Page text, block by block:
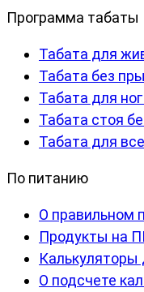
Программа табаты
Табата для
Табата без
Табата для
Табата стоя
Табата для
По питанию
О правильном
Продукты на
О подсчете